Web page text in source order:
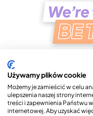
Copyright ©
Używamy plików cookie
Możemy je zamieścić w celu
ulepszenia naszej strony
treści i zapewnienia Państwu
internetowej. Aby uzyskać